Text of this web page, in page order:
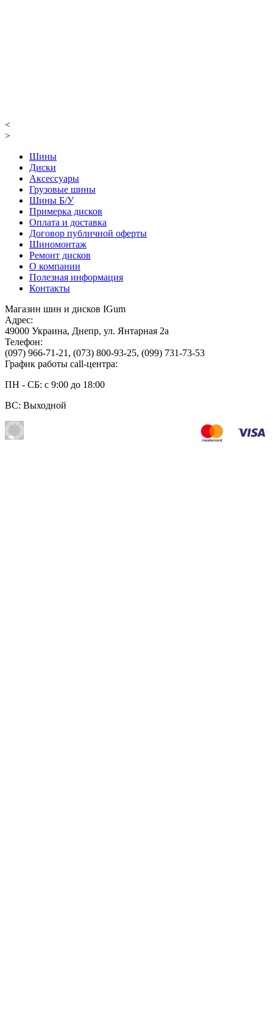
<
>
Шины
Диски
Аксессуары
Грузовые шины
Шины Б/У
Примерка дисков
Оплата и доставка
Договор публичной оферты
Шиномонтаж
Ремонт дисков
О компании
Полезная информация
Контакты
Магазин шин и дисков IGum
Адрес:
49000 Украина, Днепр, ул. Янтарная 2а
Телефон:
(097) 966-71-21 , (073) 800-93-25, (099) 731-73-53
График работы call-центра:
ПН - СБ: с 9:00 до 18:00
ВС: Выходной